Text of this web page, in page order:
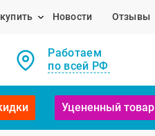
Новости Отзывы
Работаем
по всей РФ
Уцененный товар